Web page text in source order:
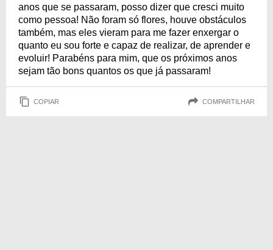
anos que se passaram, posso dizer que cresci muito
como pessoa! Não foram só flores, houve obstáculos
também, mas eles vieram para me fazer enxergar o
quanto eu sou forte e capaz de realizar, de aprender e
evoluir! Parabéns para mim, que os próximos anos
sejam tão bons quantos os que já passaram!
COPIAR COMPARTILHAR